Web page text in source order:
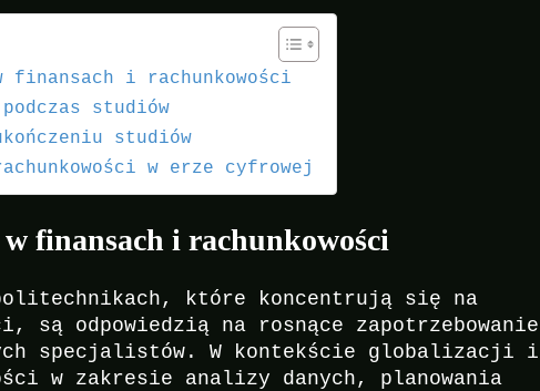
finansach i rachunkowości
studiów
studiów
w erze cyfrowej
w finansach i rachunkowości
politechnikach, które koncentrują się na
są odpowiedzią na rosnące zapotrzebowanie
specjalistów. W kontekście globalizacji i
w zakresie analizy danych, planowania